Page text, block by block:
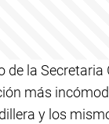
la Secretaria
más
y los